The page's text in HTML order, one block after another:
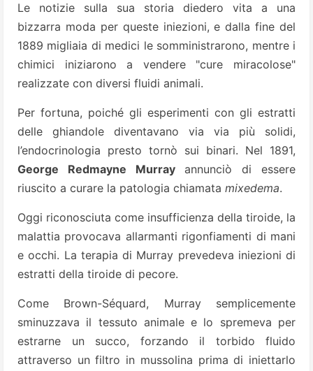
Le notizie sulla sua storia diedero vita a una
bizzarra moda per queste iniezioni, e dalla fine del
1889 migliaia di medici le somministrarono, mentre i
chimici iniziarono a vendere "cure miracolose"
realizzate con diversi fluidi animali.
Per fortuna, poiché gli esperimenti con gli estratti
delle ghiandole diventavano via via più solidi,
l’endocrinologia presto tornò sui binari. Nel 1891,
George Redmayne Murrayannunciò di essere
riuscito a curare la patologia chiamata mixedema.
Oggi riconosciuta come insufficienza della tiroide, la
malattia provocava allarmanti rigonfiamenti di mani
e occhi. La terapia di Murray prevedeva iniezioni di
estratti della tiroide di pecore.
Come Brown-Séquard, Murray semplicemente
sminuzzava il tessuto animale e lo spremeva per
estrarne un succo, forzando il torbido fluido
attraverso un filtro in mussolina prima di iniettarlo